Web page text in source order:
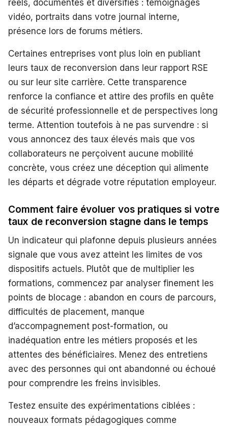
réels, documentés et diversifiés : témoignages
vidéo, portraits dans votre journal interne,
présence lors de forums métiers.
Certaines entreprises vont plus loin en publiant
leurs taux de reconversion dans leur rapport RSE
ou sur leur site carrière. Cette transparence
renforce la confiance et attire des profils en quête
de sécurité professionnelle et de perspectives long
terme. Attention toutefois à ne pas survendre : si
vous annoncez des taux élevés mais que vos
collaborateurs ne perçoivent aucune mobilité
concrète, vous créez une déception qui alimente
les départs et dégrade votre réputation employeur.
Comment faire évoluer vos pratiques si votre
taux de reconversion stagne dans le temps
Un indicateur qui plafonne depuis plusieurs années
signale que vous avez atteint les limites de vos
dispositifs actuels. Plutôt que de multiplier les
formations, commencez par analyser finement les
points de blocage : abandon en cours de parcours,
difficultés de placement, manque
d’accompagnement post-formation, ou
inadéquation entre les métiers proposés et les
attentes des bénéficiaires. Menez des entretiens
avec des personnes qui ont abandonné ou échoué
pour comprendre les freins invisibles.
Testez ensuite des expérimentations ciblées :
nouveaux formats pédagogiques comme